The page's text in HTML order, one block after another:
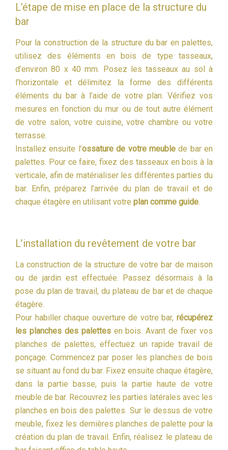
L’étape de mise en place de la structure du
bar
Pour la construction de la structure du bar en palettes,
utilisez des éléments en bois de type tasseaux,
d’environ 80 x 40 mm. Posez les tasseaux au sol à
l’horizontale et délimitez la forme des différents
éléments du bar à l’aide de votre plan. Vérifiez vos
mesures en fonction du mur ou de tout autre élément
de votre salon, votre cuisine, votre chambre ou votre
terrasse.
Installez ensuite l’ossature de votre meublede bar en
palettes. Pour ce faire, fixez des tasseaux en bois à la
verticale, afin de matérialiser les différentes parties du
bar. Enfin, préparez l’arrivée du plan de travail et de
chaque étagère en utilisant votre plan comme guide.
L’installation du revêtement de votre bar
La construction de la structure de votre bar de maison
ou de jardin est effectuée. Passez désormais à la
pose du plan de travail, du plateau de bar et de chaque
étagère.
Pour habiller chaque ouverture de votre bar, récupérez
les planches des palettesen bois. Avant de fixer vos
planches de palettes, effectuez un rapide travail de
ponçage. Commencez par poser les planches de bois
se situant au fond du bar. Fixez ensuite chaque étagère,
dans la partie basse, puis la partie haute de votre
meuble de bar. Recouvrez les parties latérales avec les
planches en bois des palettes. Sur le dessus de votre
meuble, fixez les dernières planches de palette pour la
création du plan de travail. Enfin, réalisez le plateau de